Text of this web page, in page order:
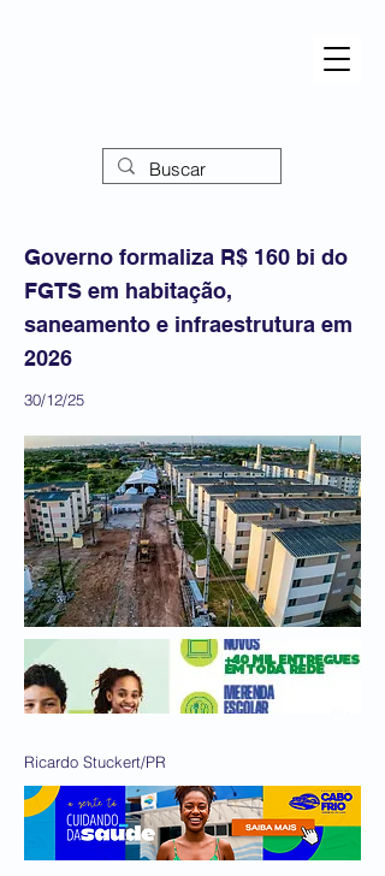
Governo formaliza R$ 160 bi do
FGTS em habitação,
saneamento e infraestrutura em
2026
30/12/25
Ricardo Stuckert/PR